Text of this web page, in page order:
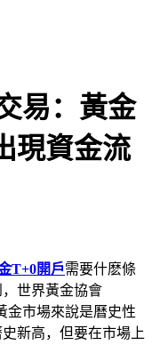
易：黃金
現資金流
T+0開戶需要什麽條
世界黃金協會
金市場來說是曆史性
新高，但要在市場上